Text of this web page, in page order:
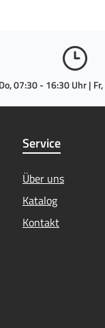
07:30 - 16:30 Uhr |
Service
Über uns
Katalog
Kontakt